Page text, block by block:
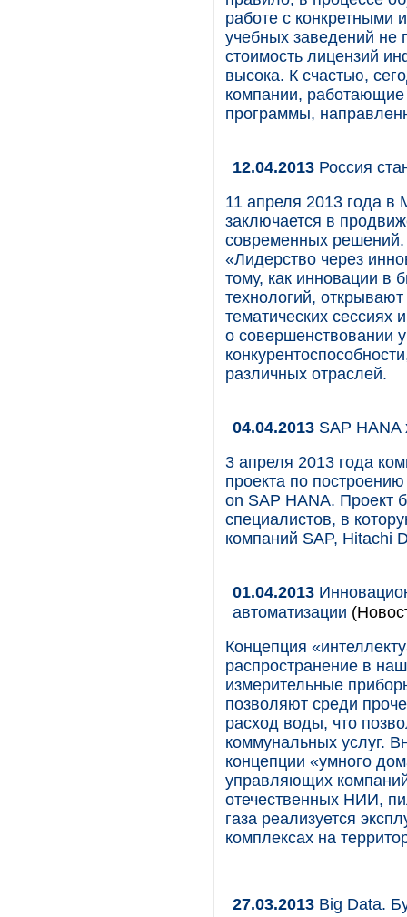
работе с
учебных заведений не
стоимость лицензий
высока. К счастью,
компании,
программы,
12.04.2013 Россия
11 апреля 2013 года в
заключается в
современных
«Лидерство через
тому, как инновации в
технологий,
тематических
о совершенствовании
различных отраслей.
04.04.2013 SAP
3 апреля 2013 года
проекта по
on SAP HANA. Проект
специалистов, в
компаний SAP, Hitachi
01.04.2013
автоматизации
Концепция
распространение в
измерительные
позволяют среди
расход воды, что
коммунальных услуг.
концепции «умного
управляющих
отечественных НИИ,
газа реализуется
комплексах на
27.03.2013 Big Data.